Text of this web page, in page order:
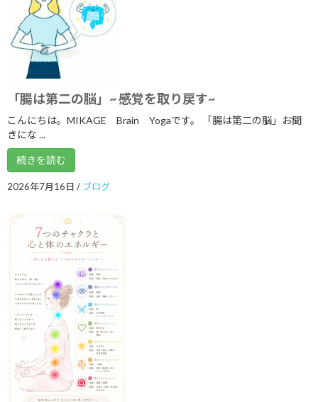
2022年2月
2022年1月
2021年12月
2021年9月
2021年8月
2021年7月
2021年6月
2021年5月
2021年2月
2021年1月
2020年12月
2020年9月
2020年8月
2020年7月
2020年6月
「腸は第二の脳」~ 感覚を取り戻す~
こんにちは。MIKAGE Brain Yogaです。 「腸は第二の脳」お聞
きにな ...
続きを読む
2026年7月16日 / ブログ